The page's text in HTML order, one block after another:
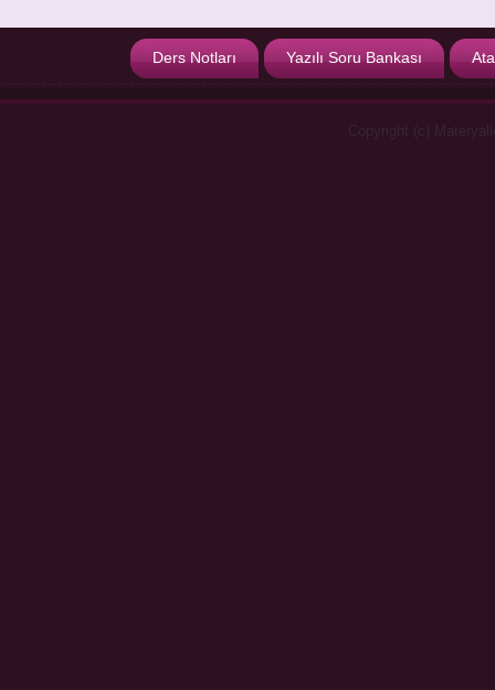
Ders Notları Yazılı Soru Bankası